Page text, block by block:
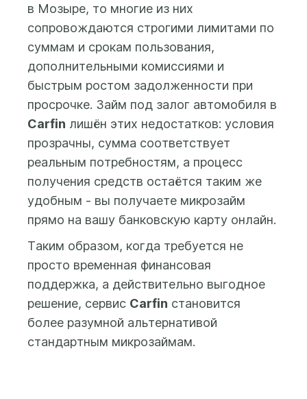
заемщика. После
заполнения анкеты и
проверки данных
системой ответ по Вашей
заявке будет доступен в
Личном кабинете.
в Мозыре, то многие из них
сопровождаются строгими лимитами по
суммам и срокам пользования,
дополнительными комиссиями и
быстрым ростом задолженности при
просрочке. Займ под залог автомобиля в
Carfin лишён этих недостатков: условия
прозрачны, сумма соответствует
реальным потребностям, а процесс
получения средств остаётся таким же
удобным - вы получаете микрозайм
прямо на вашу банковскую карту онлайн.
Таким образом, когда требуется не
просто временная финансовая
поддержка, а действительно выгодное
решение, сервис Carfin становится
более разумной альтернативой
стандартным микрозаймам.